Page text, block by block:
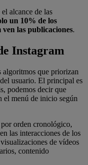
alcance de las
un 10% de los
las publicaciones.
Instagram
algoritmos que priorizan
usuario. El principal es
podemos decir que
el menú de inicio según
por orden cronológico,
las interacciones de los
de vídeos
contenido